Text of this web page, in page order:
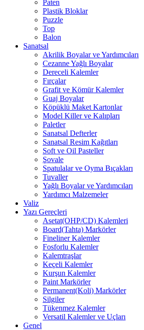
Paten
Plastik Bloklar
Puzzle
Top
Balon
Sanatsal
Akrilik Boyalar ve Yardımcıları
Cezanne Yağlı Boyalar
Dereceli Kalemler
Fırçalar
Grafit ve Kömür Kalemler
Guaj Boyalar
Köpüklü Maket Kartonlar
Model Killer ve Kalıpları
Paletler
Sanatsal Defterler
Sanatsal Resim Kağıtları
Soft ve Oil Pasteller
Şovale
Spatulalar ve Oyma Bıçakları
Tuvaller
Yağlı Boyalar ve Yardımcıları
Yardımcı Malzemeler
Valiz
Yazı Gereçleri
Asetat(OHP/CD) Kalemleri
Board(Tahta) Markörler
Fineliner Kalemler
Fosforlu Kalemler
Kalemtraşlar
Keçeli Kalemler
Kurşun Kalemler
Paint Markörler
Permanent(Koli) Markörler
Silgiler
Tükenmez Kalemler
Versatil Kalemler ve Uçları
Genel